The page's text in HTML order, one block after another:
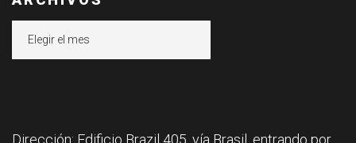
Dirección: Edificio Brazil 405, vía Brasil, entrando por